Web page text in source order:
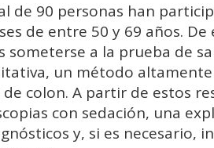
de 90 personas han
de entre 50 y 69 años.
a la prueba de
un método
colon. A partir de estos
con sedación, una
y, si es necesario,